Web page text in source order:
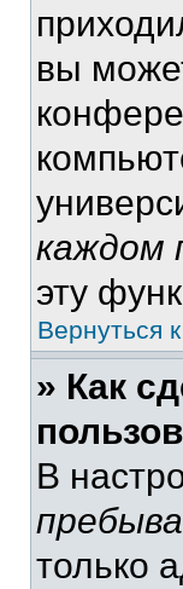
вы
каждом
эту
Вернуться
» Как
В
только